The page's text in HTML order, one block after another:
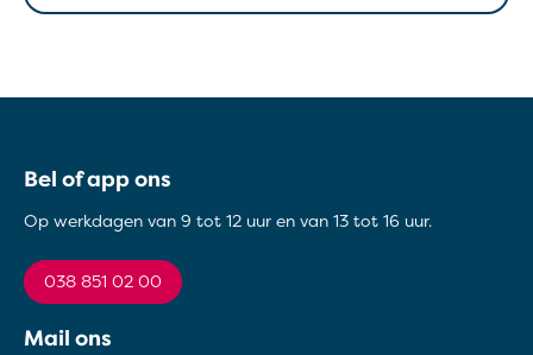
Contactinformatie
Bel of app ons
Op werkdagen van 9 tot 12 uur en van 13 tot 16 uur.
038 851 02 00
Mail ons